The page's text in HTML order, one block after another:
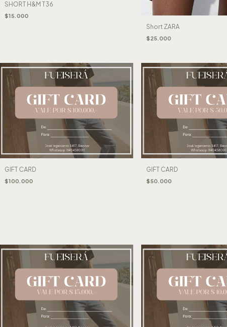
SHORT H&M T36
$15.000
Short ZARA
$25.000
GIFT CARD
$100.000
GIFT CARD
$50.000